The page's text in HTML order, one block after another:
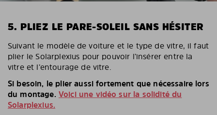
5. PLIEZ LE PARE-SOLEIL SANS HÉSITER
Suivant le modèle de voiture et le type de vitre, il faut
plier le Solarplexius pour pouvoir l’insérer entre la
vitre et l’entourage de vitre.
Si besoin, le plier aussi fortement que nécessaire lors
du montage. Voici une vidéo sur la solidité du
Solarplexius.